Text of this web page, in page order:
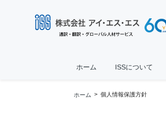
ホーム ISSについて
ホーム > 個人情報保護方針